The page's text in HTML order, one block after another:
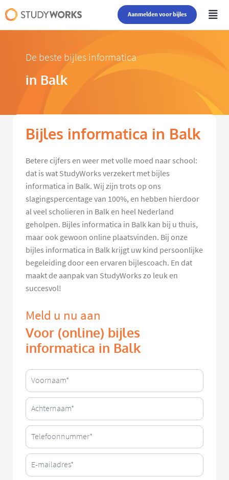
Aanmelden voor bijles
De beste bijles informatica
in Balk
Bijles informatica in Balk
Betere cijfers en weer met volle moed naar school:
dat is wat StudyWorks verzekert met bijles
informatica in Balk. Wij zijn trots op ons
slagingspercentage van 100%, en hebben hierdoor
al veel scholieren in Balk en heel Nederland
geholpen. Bijles informatica in Balk kan bij u thuis,
maar ook gewoon online plaatsvinden. Bij onze
bijles informatica in Balk krijgt uw kind persoonlijke
begeleiding door een ervaren bijlescoach. En dat
maakt de aanpak van StudyWorks zo leuk en
succesvol!
Meld u nu aan
Voor (online) bijles
informatica in Balk